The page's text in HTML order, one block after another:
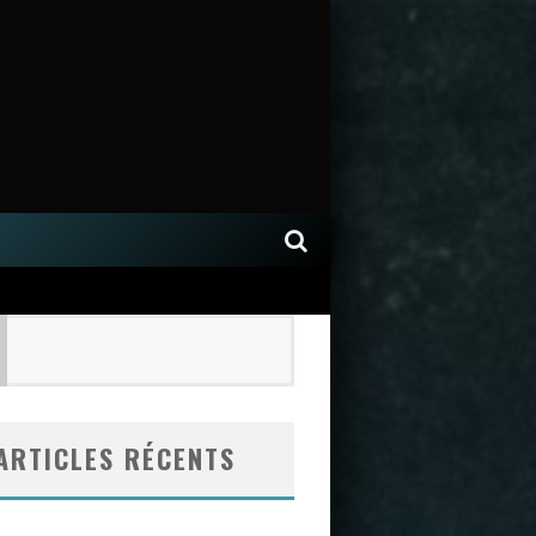
RÉCENTS